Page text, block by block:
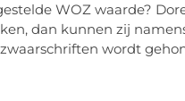
WOZ waarde?
dan kunnen zij
wordt